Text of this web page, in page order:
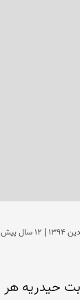
حیدریه هر